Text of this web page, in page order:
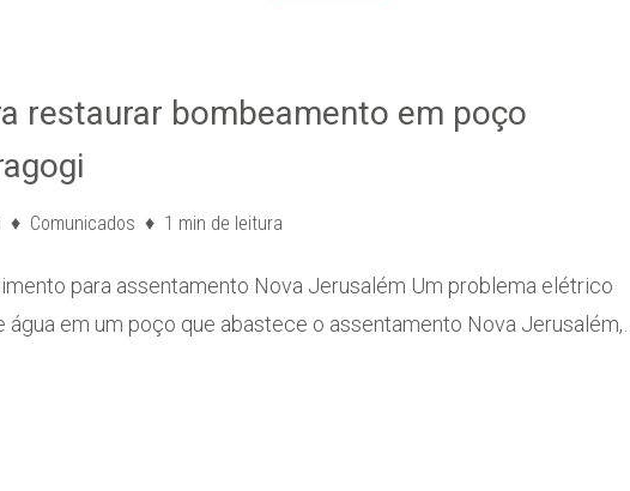
restaurar bombeamento em poço
Comunicados 1 min de leitura
para assentamento Nova Jerusalém Um problema elétrico
em um poço que abastece o assentamento Nova Jerusalém,…